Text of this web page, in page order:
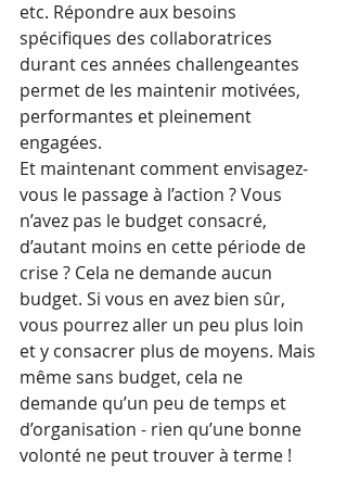
etc. Répondre aux besoins
spécifiques des collaboratrices
durant ces années challengeantes
permet de les maintenir motivées,
performantes et pleinement
engagées.
Et maintenant comment envisagez-
vous le passage à l’action ? Vous
n’avez pas le budget consacré,
d’autant moins en cette période de
crise ? Cela ne demande aucun
budget. Si vous en avez bien sûr,
vous pourrez aller un peu plus loin
et y consacrer plus de moyens. Mais
même sans budget, cela ne
demande qu’un peu de temps et
d’organisation - rien qu’une bonne
volonté ne peut trouver à terme !